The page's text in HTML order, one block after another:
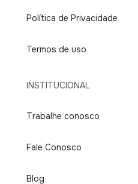
Política de Privacidade
Termos de uso
INSTITUCIONAL
Trabalhe conosco
Fale Conosco
Blog